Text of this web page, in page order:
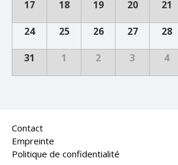
17 18 19 20 21
24 25 26 27 28
31 1 2 3 4
Contact
Empreinte
Politique de confidentialité